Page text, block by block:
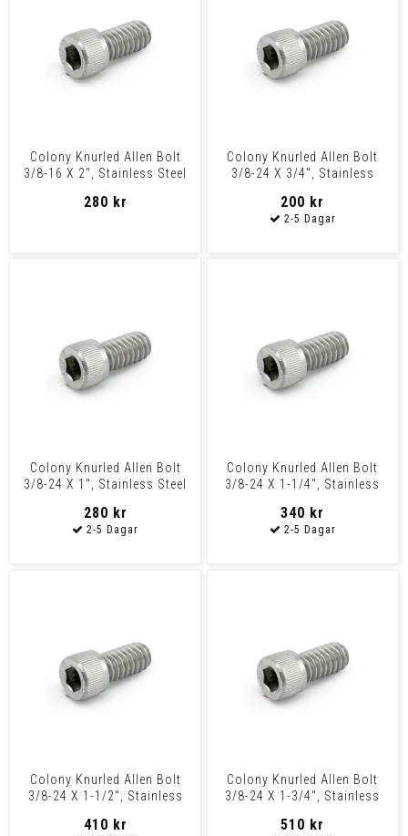
Colony Knurled Allen Bolt
3/8-16 X 2", Stainless Steel
280 kr
Colony Knurled Allen Bolt
3/8-24 X 3/4", Stainless
200 kr
Colony Knurled Allen Bolt
3/8-24 X 1", Stainless Steel
280 kr
Colony Knurled Allen Bolt
3/8-24 X 1-1/4", Stainless
340 kr
Colony Knurled Allen Bolt
3/8-24 X 1-1/2", Stainless
410 kr
Colony Knurled Allen Bolt
3/8-24 X 1-3/4", Stainless
510 kr